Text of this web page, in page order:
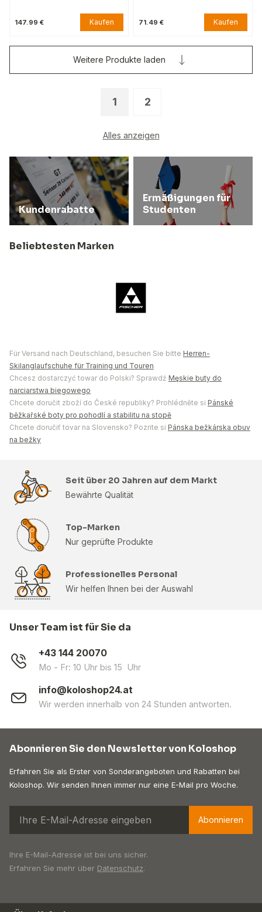
147.99 € Kaufen 71.49 € Kaufen
1 2
Alles anzeigen
Weitere Produkte laden
Kundenrabatte
Ermäßigungen für
Studenten
Beliebtesten Marken
Für Versand nach Deutschland, besuchen Sie bitte Herren-
Skilanglaufschuhe für Training und Touren
Chcesz dostarczyć towar do Polski? Sprawdź Męskie buty do
narciarstwa biegowego
Chcete doručit zboží do České republiky? Prohlédněte si Pánské
běžkařské boty pro pohodlí a stabilitu na stopě
Chcete doručiť tovar na Slovensko? Pozrite si Pánska bežkárska obuv
na bežky
Seit über 20 Jahren auf dem Markt
Bewährte Qualität
Top-Marken
Nur geprüfte Produkte
Professionelles Personal
Wir helfen Ihnen bei der Auswahl
Unser Team ist für Sie da
+43 144 20070
Mo - Fr: 10 Uhr bis 15 Uhr
info@koloshop24.at
Wir werden innerhalb von 24 Stunden antworten.
Abonnieren Sie den Newsletter von Koloshop
Erfahren Sie als Erster von Sonderangeboten und Rabatten bei
Koloshop. Wir senden Ihnen immer nur eine E-Mail pro Woche.
Abonnieren
Ihre E-Mail-Adresse ist bei uns sicher.
Erfahren Sie mehr über Datenschutz.